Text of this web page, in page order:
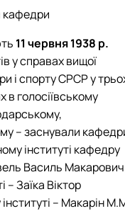
кафедри
11 червня 1938 р.
у справах вищої
і спорту СРСР у
голосіївському
– заснували
інституті кафедру
Василь
– Заїка Віктор
– Макарін